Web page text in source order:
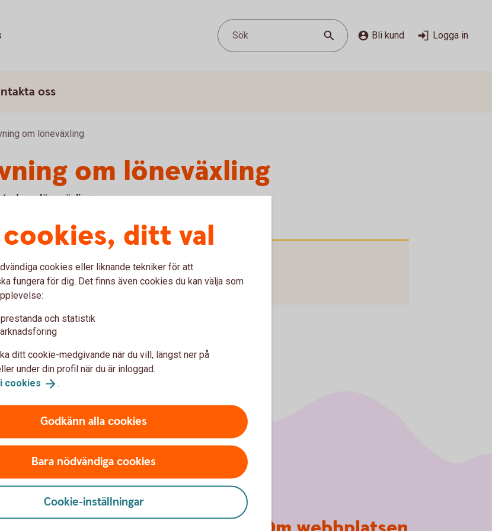
Sök Bli kund Logga in
oss
om löneväxling
om löneväxling
om löneväxling.
cookies för Funktioner, prestanda och statistik.
cookies, ditt val
cookies eller liknande tekniker för att
fungera för dig. Det finns även cookies du kan välja som
prestanda och statistik
ditt cookie-medgivande när du vill, längst ner på
under din profil när du är inloggad.
cookies .
Godkänn alla cookies
Bara nödvändiga cookies
Cookie-inställningar